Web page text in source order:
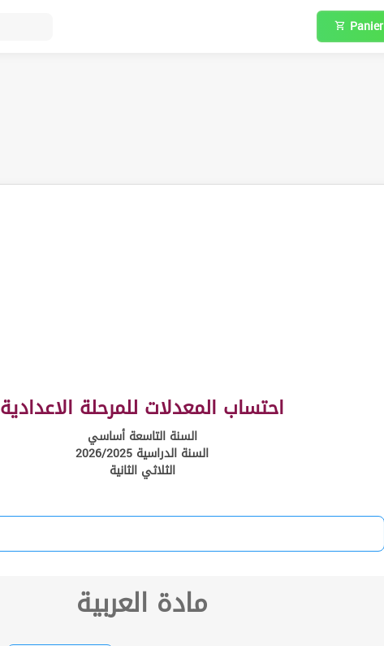
Panier
احتساب المعدلات للمرحلة الاعدادية
السنة التاسعة أساسي
السنة الدراسية 2026/2025
الثلاثي الثانية
مادة العربية